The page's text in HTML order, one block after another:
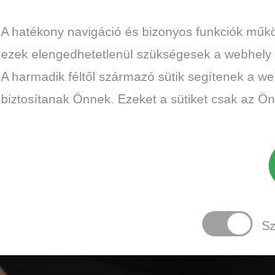
A hatékony navigáció és bizonyos funkciók
ezek elengedhetetlenül szükségesek a webhely
A harmadik féltől származó sütik segítenek a
biztosítanak Önnek. Ezeket a sütiket csak az